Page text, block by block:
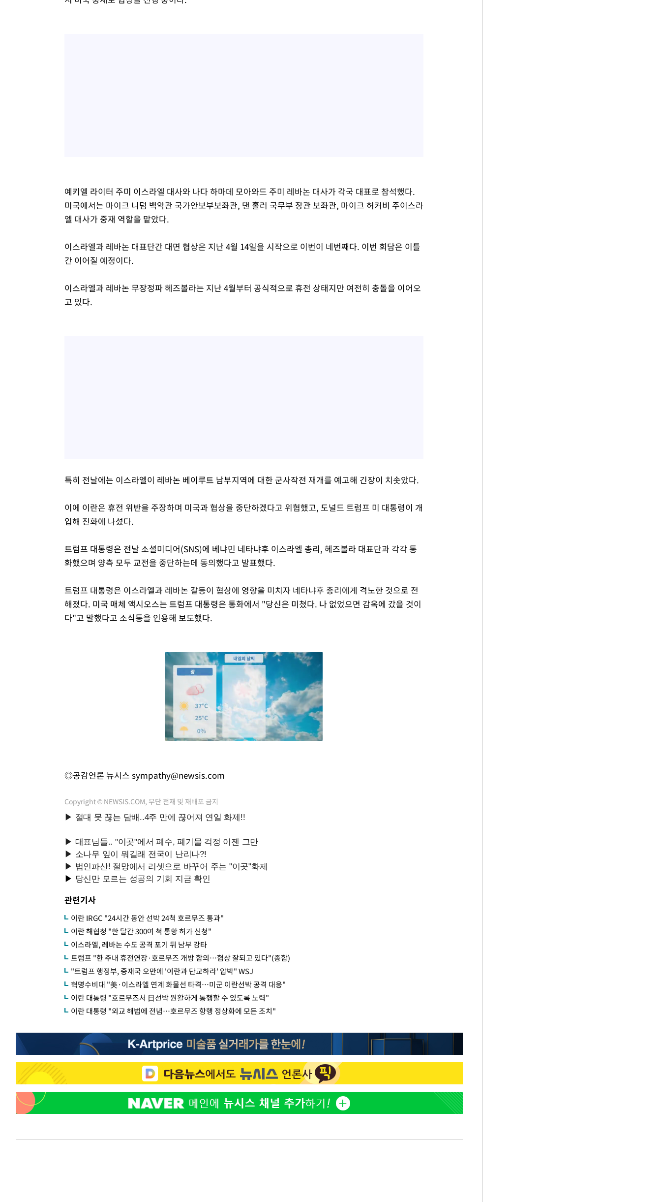
예키엘 라이터 주미 이스라엘 대사와 나다 하마데 모아와드 주미 레바논 대사가 각국 대표로 참석했다.
미국에서는 마이크 니덤 백악관 국가안보부보좌관, 댄 홀러 국무부 장관 보좌관, 마이크 허커비 주이스라
엘 대사가 중재 역할을 맡았다.
이스라엘과 레바논 대표단간 대면 협상은 지난 4월 14일을 시작으로 이번이 네번째다. 이번 회담은 이틀
간 이어질 예정이다.
이스라엘과 레바논 무장정파 헤즈볼라는 지난 4월부터 공식적으로 휴전 상태지만 여전히 충돌을 이어오
고 있다.
특히 전날에는 이스라엘이 레바논 베이루트 남부지역에 대한 군사작전 재개를 예고해 긴장이 치솟았다.
이에 이란은 휴전 위반을 주장하며 미국과 협상을 중단하겠다고 위협했고, 도널드 트럼프 미 대통령이 개
입해 진화에 나섰다.
트럼프 대통령은 전날 소셜미디어(SNS)에 베냐민 네타냐후 이스라엘 총리, 헤즈볼라 대표단과 각각 통
화했으며 양측 모두 교전을 중단하는데 동의했다고 발표했다.
트럼프 대통령은 이스라엘과 레바논 갈등이 협상에 영향을 미치자 네타냐후 총리에게 격노한 것으로 전
해졌다. 미국 매체 액시오스는 트럼프 대통령은 통화에서 "당신은 미쳤다. 나 없었으면 감옥에 갔을 것이
다"고 말했다고 소식통을 인용해 보도했다.
◎공감언론 뉴시스 sympathy@newsis.com
Copyright © NEWSIS.COM, 무단 전재 및 재배포 금지
관련기사
이란 IRGC "24시간 동안 선박 24척 호르무즈 통과"
이란 해협청 "한 달간 300여 척 통항 허가 신청"
이스라엘, 레바논 수도 공격 포기 뒤 남부 강타
트럼프 "한 주내 휴전연장·호르무즈 개방 합의…협상 잘되고 있다"(종합)
"트럼프 행정부, 중재국 오만에 '이란과 단교하라' 압박" WSJ
혁명수비대 "美·이스라엘 연계 화물선 타격…미군 이란선박 공격 대응"
이란 대통령 "호르무즈서 日선박 원활하게 통행할 수 있도록 노력"
이란 대통령 "외교 해법에 전념…호르무즈 항행 정상화에 모든 조치"